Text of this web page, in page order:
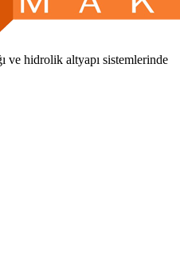
ve hidrolik altyapı sistemlerinde